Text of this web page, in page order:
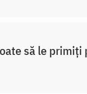
să le primiți